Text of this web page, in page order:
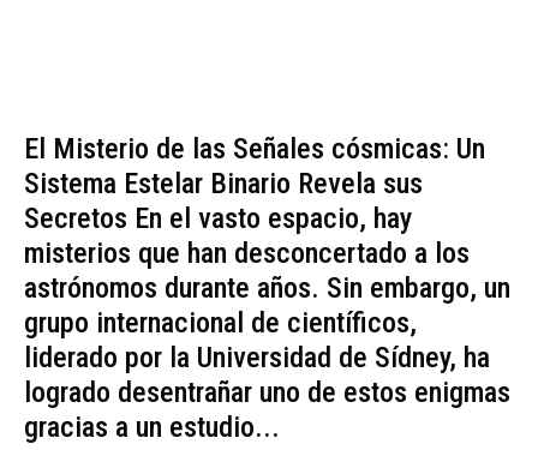
El Misterio de las Señales cósmicas: Un
Sistema Estelar Binario Revela sus
Secretos En el vasto espacio, hay
misterios que han desconcertado a los
astrónomos durante años. Sin embargo, un
grupo internacional de científicos,
liderado por la Universidad de Sídney, ha
logrado desentrañar uno de estos enigmas
gracias a un estudio...